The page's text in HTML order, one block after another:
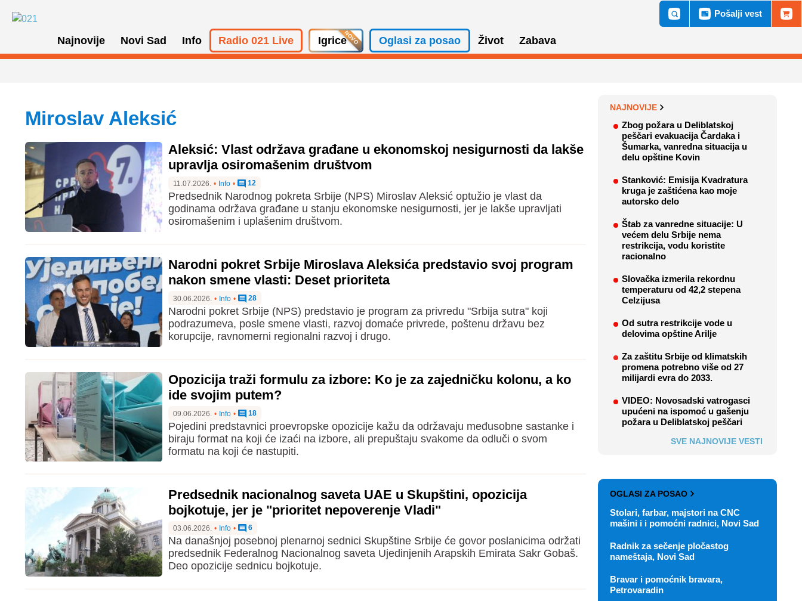
Najnovije Novi Sad Info Radio 021 Live Igrice Oglasi za posao Život Zabava
Pošalji vest
Miroslav Aleksić
Aleksić: Vlast održava građane u ekonomskoj nesigurnosti da lakše
upravlja osiromašenim društvom
11.07.2026. • Info • 12
Predsednik Narodnog pokreta Srbije (NPS) Miroslav Aleksić optužio je vlast da
godinama održava građane u stanju ekonomske nesigurnosti, jer je lakše upravljati
osiromašenim i uplašenim društvom.
Narodni pokret Srbije Miroslava Aleksića predstavio svoj program
nakon smene vlasti: Deset prioriteta
30.06.2026. • Info • 28
Narodni pokret Srbije (NPS) predstavio je program za privredu "Srbija sutra" koji
podrazumeva, posle smene vlasti, razvoj domaće privrede, poštenu državu bez
korupcije, ravnomerni regionalni razvoj i drugo.
Opozicija traži formulu za izbore: Ko je za zajedničku kolonu, a ko
ide svojim putem?
09.06.2026. • Info • 18
Pojedini predstavnici proevropske opozicije kažu da održavaju međusobne sastanke i
biraju format na koji će izaći na izbore, ali prepuštaju svakome da odluči o svom
formatu na koji će nastupiti.
Predsednik nacionalnog saveta UAE u Skupštini, opozicija
bojkotuje, jer je "prioritet nepoverenje Vladi"
03.06.2026. • Info • 6
Na današnjoj posebnoj plenarnoj sednici Skupštine Srbije će govor poslanicima održati
predsednik Federalnog Nacionalnog saveta Ujedinjenih Arapskih Emirata Sakr Gobaš.
Deo opozicije sednicu bojkotuje.
NAJNOVIJE
Zbog požara u Deliblatskoj
peščari evakuacija Čardaka i
Šumarka, vanredna situacija u
delu opštine Kovin
Stanković: Emisija Kvadratura
kruga je zaštićena kao moje
autorsko delo
Štab za vanredne situacije: U
većem delu Srbije nema
restrikcija, vodu koristite
racionalno
Slovačka izmerila rekordnu
temperaturu od 42,2 stepena
Celzijusa
Od sutra restrikcije vode u
delovima opštine Arilje
Za zaštitu Srbije od klimatskih
promena potrebno više od 27
milijardi evra do 2033.
VIDEO: Novosadski vatrogasci
upućeni na ispomoć u gašenju
požara u Deliblatskoj peščari
SVE NAJNOVIJE VESTI
OGLASI ZA POSAO
Stolari, farbar, majstori na CNC
mašini i i pomoćni radnici, Novi Sad
Radnik za sečenje pločastog
nameštaja, Novi Sad
Bravar i pomoćnik bravara,
Petrovaradin